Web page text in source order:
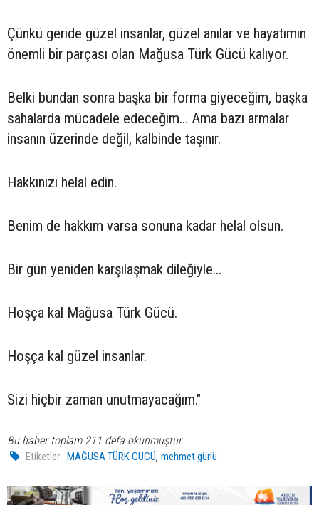
Çünkü geride güzel insanlar, güzel anılar ve hayatımın
önemli bir parçası olan Mağusa Türk Gücü kalıyor.
Belki bundan sonra başka bir forma giyeceğim, başka
sahalarda mücadele edeceğim… Ama bazı armalar
insanın üzerinde değil, kalbinde taşınır.
Hakkınızı helal edin.
Benim de hakkım varsa sonuna kadar helal olsun.
Bir gün yeniden karşılaşmak dileğiyle…
Hoşça kal Mağusa Türk Gücü.
Hoşça kal güzel insanlar.
Sizi hiçbir zaman unutmayacağım."
Bu haber toplam 211 defa okunmuştur
Etiketler : MAĞUSA TÜRK GÜCÜ,mehmet gürlü